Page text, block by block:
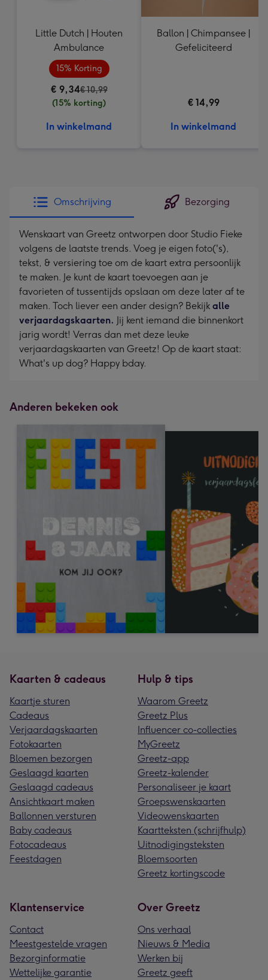
Little Dutch | Houten
Ambulance
15% Korting
€ 9,34€ 10,99
(15% korting)
In winkelmand
Ballon | Chimpansee |
Gefeliciteerd
€ 14,99
In winkelmand
Omschrijving Bezorging
Wenskaart van Greetz ontworpen door Studio Fieke
volgens de laatste trends. Voeg je eigen foto('s),
tekst, & versiering toe om de kaart extra persoonlijk
te maken. Je kunt de kaart toevoegen aan je
favorieten of tussentijds opslaan om deze later af te
maken. Toch liever een ander design? Bekijk alle
verjaardagskaarten. Jij kent iemand die binnenkort
jarig wordt! Verras dan met deze leuke
verjaardagskaarten van Greetz! Op de kaart staat:
What's up dog? Happy bday.
Anderen bekeken ook
Kaarten & cadeaus
Kaartje sturen
Cadeaus
Verjaardagskaarten
Fotokaarten
Bloemen bezorgen
Geslaagd kaarten
Geslaagd cadeaus
Ansichtkaart maken
Ballonnen versturen
Baby cadeaus
Fotocadeaus
Feestdagen
Hulp & tips
Waarom Greetz
Greetz Plus
Influencer co-collecties
MyGreetz
Greetz-app
Greetz-kalender
Personaliseer je kaart
Groepswenskaarten
Videowenskaarten
Kaartteksten (schrijfhulp)
Uitnodigingsteksten
Bloemsoorten
Greetz kortingscode
Klantenservice
Contact
Meestgestelde vragen
Bezorginformatie
Wettelijke garantie
Over Greetz
Ons verhaal
Nieuws & Media
Werken bij
Greetz geeft